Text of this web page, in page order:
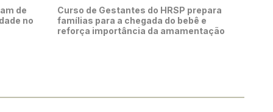
de
no
Curso de Gestantes do HRSP prepara
famílias para a chegada do bebê e
reforça importância da amamentação